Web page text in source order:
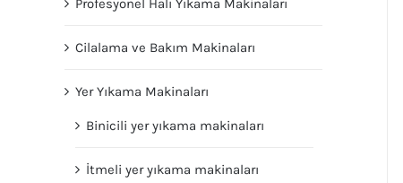
Profesyonel Halı Yıkama Makinaları
Cilalama ve Bakım Makinaları
Yer Yıkama Makinaları
Binicili yer yıkama makinaları
İtmeli yer yıkama makinaları